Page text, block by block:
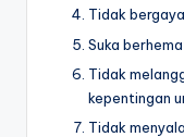
Tidak
Suka
Tidak
kepentingan
Tidak